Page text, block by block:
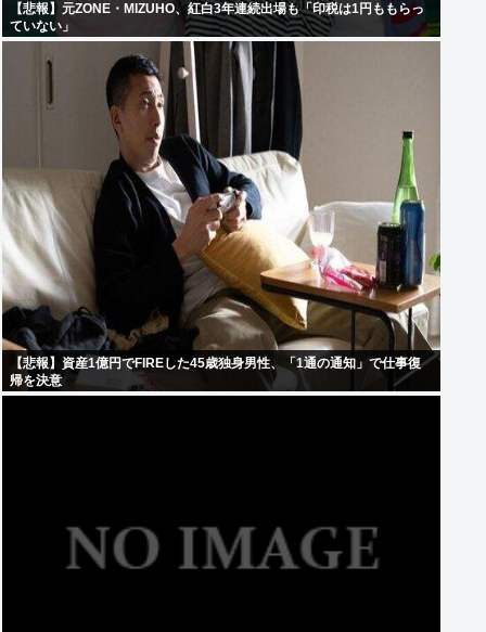
【悲報】元ZONE・MIZUHO、紅白3年連続出場も「印税は1円ももらっ
ていない」
【悲報】資産1億円でFIREした45歳独身男性、「1通の通知」で仕事復
帰を決意